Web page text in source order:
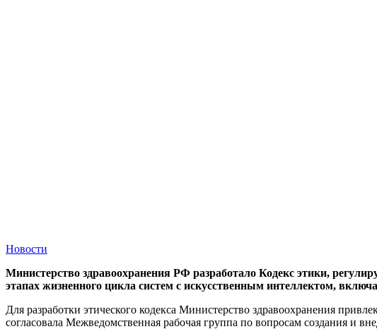
Новости
Министерство здравоохранения РФ разработало Кодекс этики,
этапах жизненного цикла систем с искусственным интеллектом,
Для разработки этического кодекса Министерство здравоохранения
согласовала Межведомственная рабочая группа по вопросам создания и